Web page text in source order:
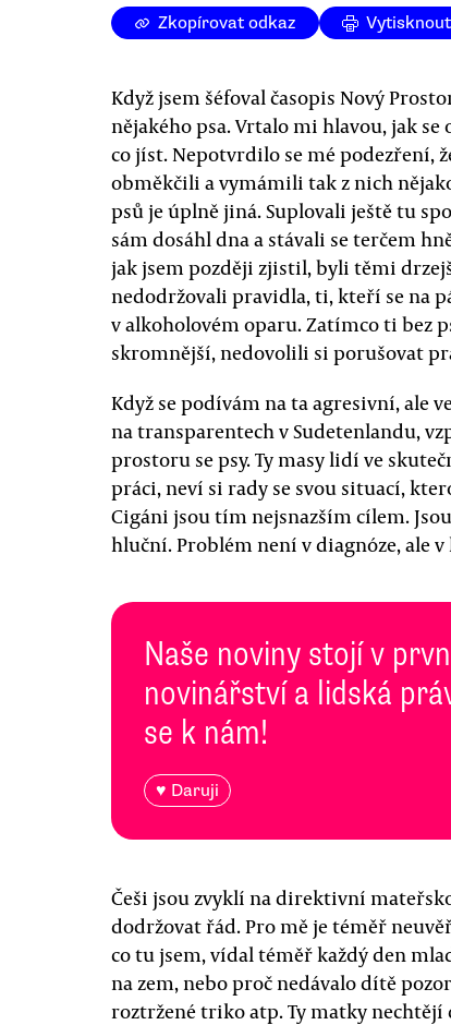
Zkopírovat odkaz Vytisknout
Když jsem šéfoval časopis Nový
nějakého psa. Vrtalo mi hlavou, jak
co jíst. Nepotvrdilo se mé podezření,
obměkčili a vymámili tak z nich
psů je úplně jiná. Suplovali ještě tu
sám dosáhl dna a stávali se terčem
jak jsem později zjistil, byli těmi
nedodržovali pravidla, ti, kteří se na
v alkoholovém oparu. Zatímco ti bez
skromnější, nedovolili si porušovat
Když se podívám na ta agresivní, ale
na transparentech v Sudetenlandu,
prostoru se psy. Ty masy lidí ve
práci, neví si rady se svou situací,
Cigáni jsou tím nejsnazším cílem.
hluční. Problém není v diagnóze, ale v
Naše noviny stojí v
novinářství a lidská
se k nám!
♥ Daruji
Češi jsou zvyklí na direktivní
dodržovat řád. Pro mě je téměř
co tu jsem, vídal téměř každý den
na zem, nebo proč nedávalo dítě
roztržené triko atp. Ty matky